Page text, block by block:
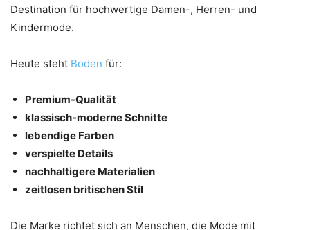
Destination für hochwertige Damen-, Herren- und
Kindermode.
Heute steht Boden für:
Premium-Qualität
klassisch-moderne Schnitte
lebendige Farben
verspielte Details
nachhaltigere Materialien
zeitlosen britischen Stil
Die Marke richtet sich an Menschen, die Mode mit